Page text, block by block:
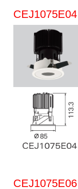
CEJ1075E04
CEJ1075E06